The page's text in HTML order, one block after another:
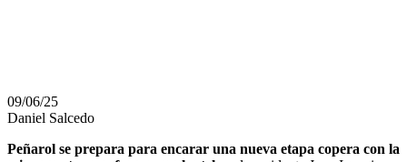
09/06/25
Daniel Salcedo
Peñarol se prepara para encarar una nueva etapa copera con la